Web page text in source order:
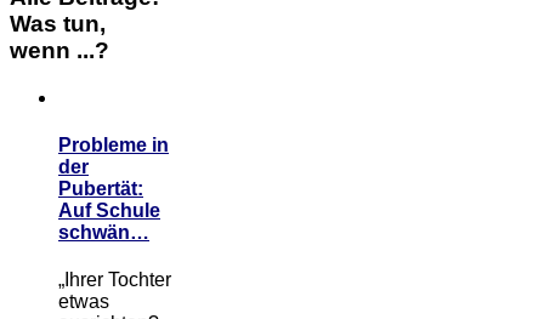
Was tun,
wenn ...?
Probleme in
der
Pubertät:
Auf Schule
schwän…
„Ihrer Tochter
etwas